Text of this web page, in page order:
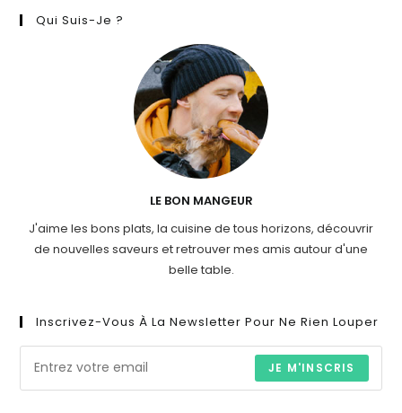
Qui Suis-Je ?
LE BON MANGEUR
J'aime les bons plats, la cuisine de tous horizons, découvrir
de nouvelles saveurs et retrouver mes amis autour d'une
belle table.
Inscrivez-Vous À La Newsletter Pour Ne Rien Louper
JE M'INSCRIS